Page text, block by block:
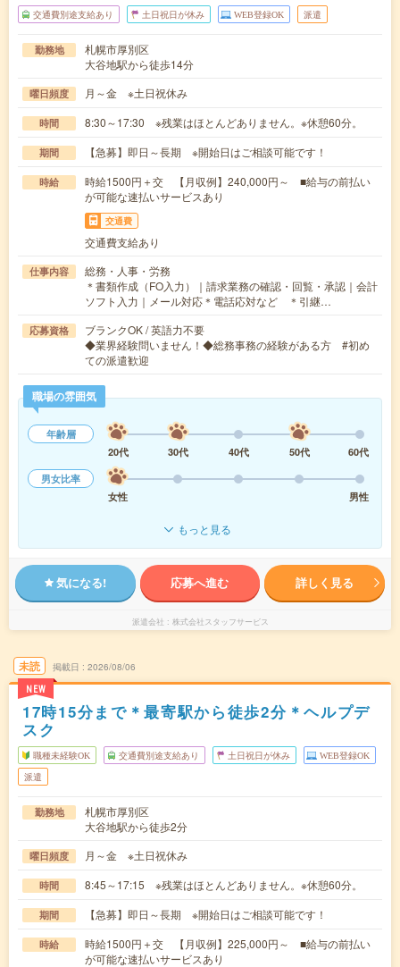
交通費別途支給あり 土日祝日が休み WEB登録OK 派遣
勤務地
札幌市厚別区
大谷地駅から徒歩14分
曜日頻度 月～金 ※土日祝休み
時間 8:30～17:30 ※残業はほとんどありません。※休憩60分。
期間 【急募】即日～長期 ※開始日はご相談可能です！
時給
時給1500円＋交 【月収例】240,000円～ ■給与の前払い
が可能な速払いサービスあり
交通費
交通費支給あり
仕事内容
総務・人事・労務
＊書類作成（FO入力）｜請求業務の確認・回覧・承認｜会計
ソフト入力｜メール対応＊電話応対など ＊引継…
応募資格
ブランクOK / 英語力不要
◆業界経験問いません！◆総務事務の経験がある方 #初め
ての派遣歓迎
職場の雰囲気
年齢層
20代
30代 40代 50代
60代
男女比率
女性
男性
もっと見る
気になる! 応募へ進む 詳しく見る
派遣会社 株式会社スタッフサービス
未読
NEW
掲載日 2026/08/06
17時15分まで＊最寄駅から徒歩2分＊ヘルプデ
スク
職種未経験OK 交通費別途支給あり 土日祝日が休み WEB登録OK
派遣
勤務地
札幌市厚別区
大谷地駅から徒歩2分
曜日頻度 月～金 ※土日祝休み
時間 8:45～17:15 ※残業はほとんどありません。※休憩60分。
期間 【急募】即日～長期 ※開始日はご相談可能です！
時給
時給1500円＋交 【月収例】225,000円～ ■給与の前払い
が可能な速払いサービスあり